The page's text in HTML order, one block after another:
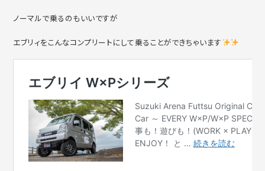
ノーマルで乗るのもいいですが
エブリィをこんなコンプリートにして乗ることができちゃいます